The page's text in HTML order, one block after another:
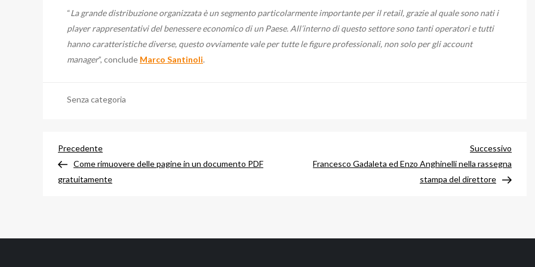
“La grande distribuzione organizzata è un segmento particolarmente importante per il retail, grazie al quale sono nati i
player rappresentativi del benessere economico di un Paese. All’interno di questo settore sono tanti operatori e tutti
hanno caratteristiche diverse, questo ovviamente vale per tutte le figure professionali, non solo per gli account
manager”, conclude Marco Santinoli.
Senza categoria
Navigazione
articoli
Articolo
precedente
Precedente
Come rimuovere delle pagine in un documento PDF
gratuitamente
Successivo
Francesco Gadaleta ed Enzo Anghinelli nella rassegna
stampa del direttore